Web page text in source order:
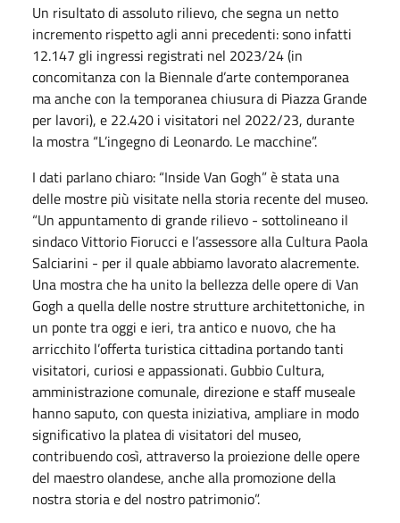
Un risultato di assoluto rilievo, che segna un netto
incremento rispetto agli anni precedenti: sono infatti
12.147 gli ingressi registrati nel 2023/24 (in
concomitanza con la Biennale d’arte contemporanea
ma anche con la temporanea chiusura di Piazza Grande
per lavori), e 22.420 i visitatori nel 2022/23, durante
la mostra “L’ingegno di Leonardo. Le macchine”.
I dati parlano chiaro: “Inside Van Gogh” è stata una
delle mostre più visitate nella storia recente del museo.
“Un appuntamento di grande rilievo - sottolineano il
sindaco Vittorio Fiorucci e l’assessore alla Cultura Paola
Salciarini - per il quale abbiamo lavorato alacremente.
Una mostra che ha unito la bellezza delle opere di Van
Gogh a quella delle nostre strutture architettoniche, in
un ponte tra oggi e ieri, tra antico e nuovo, che ha
arricchito l’offerta turistica cittadina portando tanti
visitatori, curiosi e appassionati. Gubbio Cultura,
amministrazione comunale, direzione e staff museale
hanno saputo, con questa iniziativa, ampliare in modo
significativo la platea di visitatori del museo,
contribuendo così, attraverso la proiezione delle opere
del maestro olandese, anche alla promozione della
nostra storia e del nostro patrimonio”.